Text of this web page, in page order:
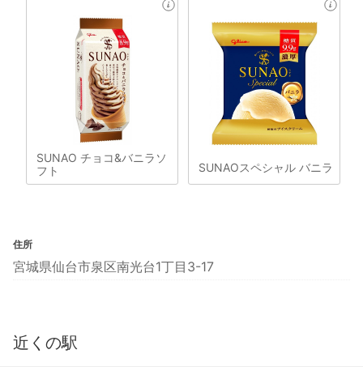
SUNAO チョコ&バニラソ
フト
SUNAOスペシャル バニラ
住所
宮城県仙台市泉区南光台1丁目3-17
近くの駅